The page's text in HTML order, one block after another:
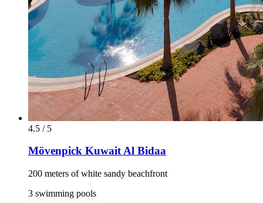
4.5 / 5
Mövenpick Kuwait Al Bidaa
200 meters of white sandy beachfront
3 swimming pools